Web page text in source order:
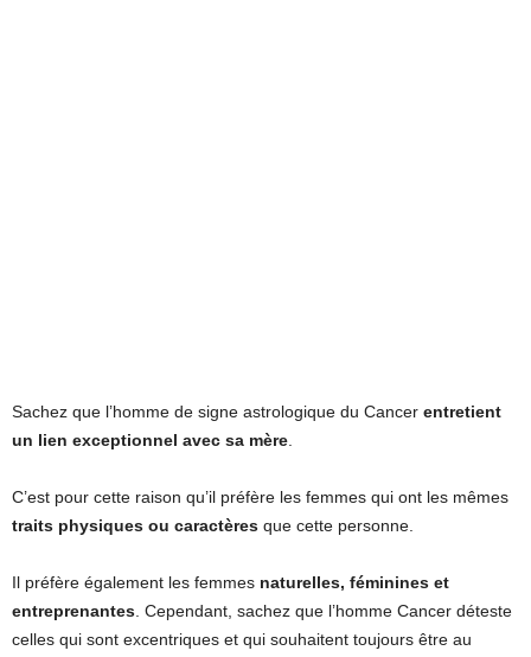
Sachez que l’homme de signe astrologique du Cancer entretient
un lien exceptionnel avec sa mère
C’est pour cette raison qu’il préfère les femmes qui ont les mêmes
traits physiques ou caractères que cette personne.
Il préfère également les femmes naturelles, féminines et
entreprenantes . Cependant, sachez que l’homme Cancer déteste
celles qui sont excentriques et qui souhaitent toujours être au